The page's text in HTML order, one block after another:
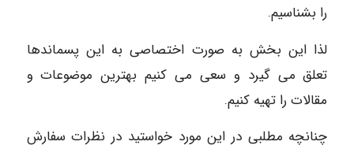
را بشناسیم.
لذا این بخش به صورت اختصاصی به این پسماندها
تعلق می گیرد و سعی می کنیم بهترین موضوعات و
مقالات را تهیه کنیم.
چنانچه مطلبی در این مورد خواستید در نظرات سفارش